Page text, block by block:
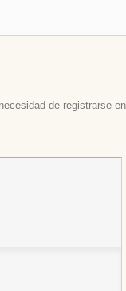
de registrarse en